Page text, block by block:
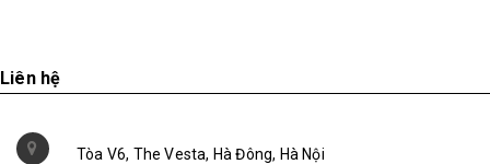
Liên hệ
Tòa V6, The Vesta, Hà Đông, Hà Nội